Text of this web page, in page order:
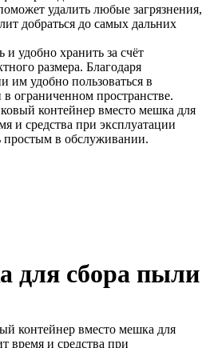
удалить любые загрязнения,
добраться до самых дальних
и удобно хранить за счёт
размера. Благодаря
им удобно пользоваться в
ограниченном пространстве.
контейнер вместо мешка для
и средства при эксплуатации
простым в обслуживании.
для сбора пыли
контейнер вместо мешка для
время и средства при